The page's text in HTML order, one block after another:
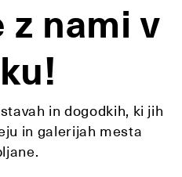
nami v
in dogodkih, ki jih
in galerijah mesta